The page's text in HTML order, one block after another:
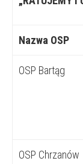
Nazwa OSP
OSP Bartąg
OSP Chrzanów